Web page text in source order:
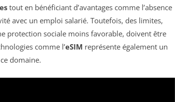
tout en bénéficiant d’avantages comme l’absence
avec un emploi salarié. Toutefois, des limites,
protection sociale moins favorable, doivent être
comme l’eSIM représente également un
domaine.